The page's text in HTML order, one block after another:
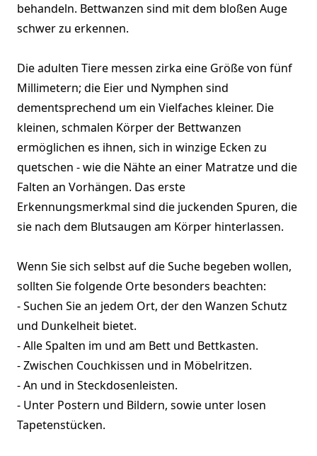
behandeln. Bettwanzen sind mit dem bloßen Auge
schwer zu erkennen.
Die adulten Tiere messen zirka eine Größe von fünf
Millimetern; die Eier und Nymphen sind
dementsprechend um ein Vielfaches kleiner. Die
kleinen, schmalen Körper der Bettwanzen
ermöglichen es ihnen, sich in winzige Ecken zu
quetschen - wie die Nähte an einer Matratze und die
Falten an Vorhängen. Das erste
Erkennungsmerkmal sind die juckenden Spuren, die
sie nach dem Blutsaugen am Körper hinterlassen.
Wenn Sie sich selbst auf die Suche begeben wollen,
sollten Sie folgende Orte besonders beachten:
- Suchen Sie an jedem Ort, der den Wanzen Schutz
und Dunkelheit bietet.
- Alle Spalten im und am Bett und Bettkasten.
- Zwischen Couchkissen und in Möbelritzen.
- An und in Steckdosenleisten.
- Unter Postern und Bildern, sowie unter losen
Tapetenstücken.